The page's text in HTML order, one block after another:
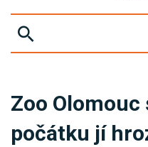
KRIMI
SPORT
Zoo Olomouc
počátku jí